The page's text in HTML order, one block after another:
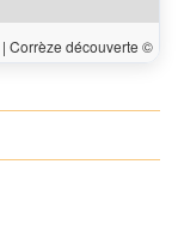
| Corrèze découverte ©